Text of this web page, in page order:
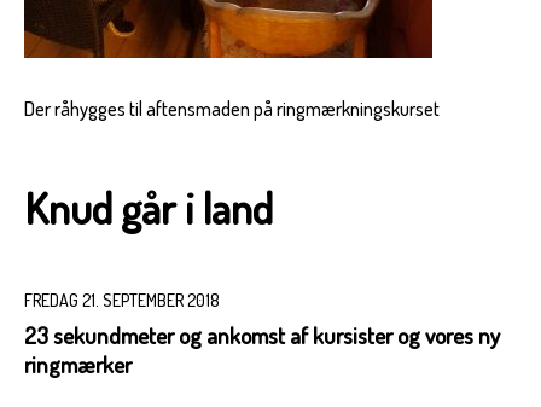
Der råhygges til aftensmaden på ringmærkningskurset
Knud går i land
FREDAG 21. SEPTEMBER 2018
23 sekundmeter og ankomst af kursister og vores ny
ringmærker